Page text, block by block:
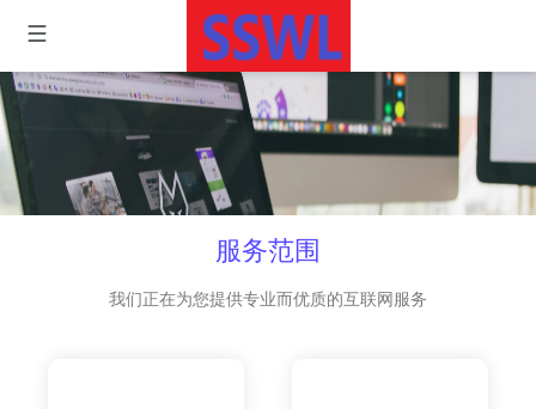
服务范围
我们正在为您提供专业而优质的互联网服务